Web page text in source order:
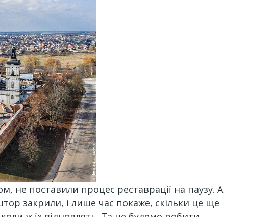
не поставили процес реставрації на паузу. А
закрили, і лише час покаже, скільки це ще